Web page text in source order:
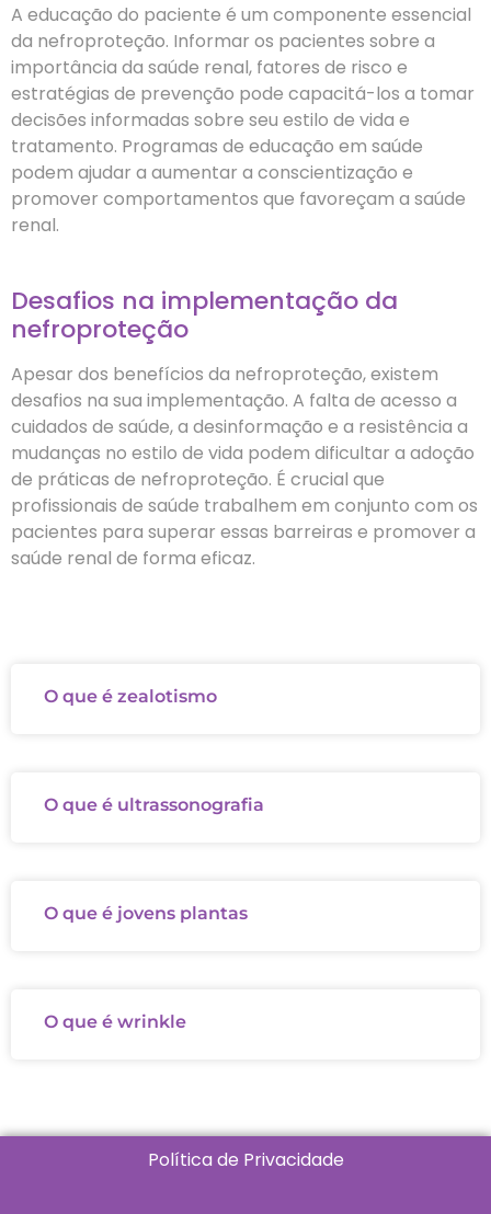
A educação do paciente é um componente essencial
da nefroproteção. Informar os pacientes sobre a
importância da saúde renal, fatores de risco e
estratégias de prevenção pode capacitá-los a tomar
decisões informadas sobre seu estilo de vida e
tratamento. Programas de educação em saúde
podem ajudar a aumentar a conscientização e
promover comportamentos que favoreçam a saúde
renal.
Desafios na implementação da
nefroproteção
Apesar dos benefícios da nefroproteção, existem
desafios na sua implementação. A falta de acesso a
cuidados de saúde, a desinformação e a resistência a
mudanças no estilo de vida podem dificultar a adoção
de práticas de nefroproteção. É crucial que
profissionais de saúde trabalhem em conjunto com os
pacientes para superar essas barreiras e promover a
saúde renal de forma eficaz.
O que é zealotismo
O que é ultrassonografia
O que é jovens plantas
O que é wrinkle
Política de Privacidade